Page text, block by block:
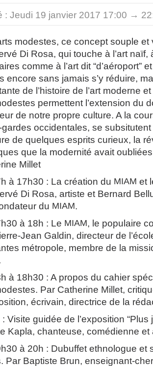
: Jeudi 19 janvier 2017 17:00 →
modestes, ce concept souple
Di Rosa, qui touche à l’art naïf,
comme à l’art dit “d’aéroport”
encore sans jamais s’y réduire,
de l’histoire de l’art moderne
permettent l’extension du
de notre propre culture. A la
occidentales, se
de quelques esprits curieux, la
que la modernité avait
Millet
à 17h30 : La création du MIAM et
Di Rosa, artiste et Bernard
du MIAM.
à 18h : Le MIAM, le populaire
Jean Galdin, directeur de
métropole, membre de la
à 18h30 : A propos du cahier
Par Catherine Millet,
écrivain, directrice de la
Visite guidée de l’exposition “Plus
Kapla, chanteuse, comédienne et
à 20h : Dubuffet ethnologue et
Par Baptiste Brun, enseignant-